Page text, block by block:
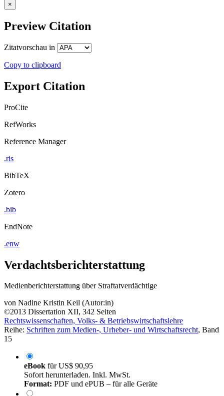
×
Preview Citation
Zitatvorschau in
Copy to clipboard
Export Citation
ProCite
RefWorks
Reference Manager
.ris
BibTeX
Zotero
.bib
EndNote
.enw
Verdachtsberichterstattung
Medienberichterstattung über Straftatverdächtige
von Nadine Kristin Keil (Autor:in)
©2013 Dissertation XII, 342 Seiten
Rechtswissenschaften, Volks- & Betriebswirtschaftslehre
Reihe: Schriften zum Medien-, Urheber- und Wirtschaftsrecht, Band
15
eBook fürUS$ 90,95
Sofort herunterladen. Inkl. MwSt.
Format: PDF und ePUB – für alle Geräte